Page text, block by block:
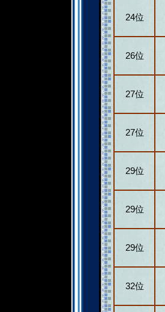
24位
26位
27位
27位
29位
29位
29位
32位